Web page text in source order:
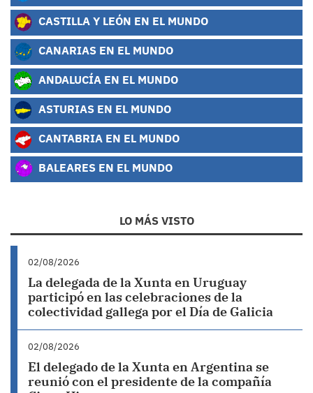
CASTILLA Y LEÓN EN EL MUNDO
CANARIAS EN EL MUNDO
ANDALUCÍA EN EL MUNDO
ASTURIAS EN EL MUNDO
CANTABRIA EN EL MUNDO
BALEARES EN EL MUNDO
LO MÁS VISTO
02/08/2026
La delegada de la Xunta en Uruguay
participó en las celebraciones de la
colectividad gallega por el Día de Galicia
02/08/2026
El delegado de la Xunta en Argentina se
reunió con el presidente de la compañía